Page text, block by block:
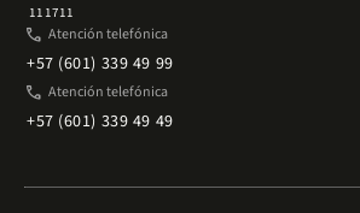
111711
phone Atención telefónica
+57 (601) 339 49 99
phone Atención telefónica
+57 (601) 339 49 49